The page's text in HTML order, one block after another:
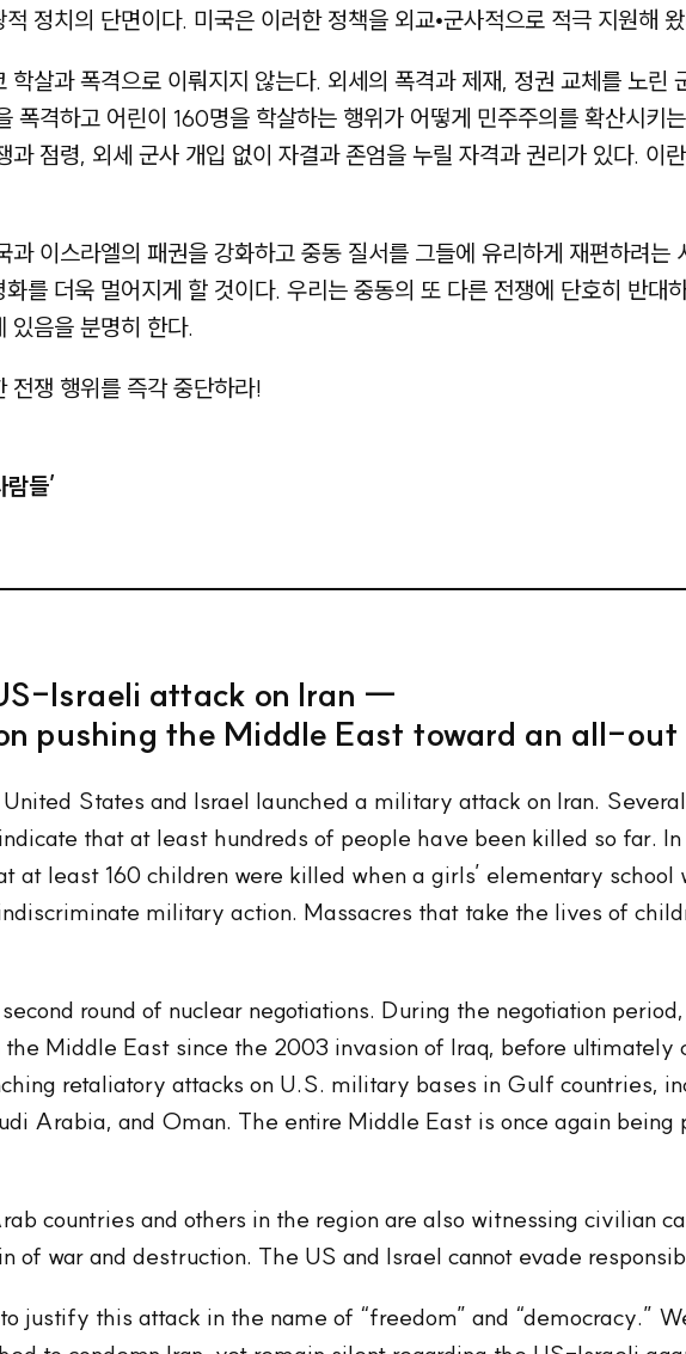
정치의 단면이다. 미국은 이러한 정책을 외교•군사적으로 적극 지원해
학살과 폭격으로 이뤄지지 않는다. 외세의 폭격과 제재, 정권 교체를 노린
폭격하고 어린이 160명을 학살하는 행위가 어떻게 민주주의를 확산시키
과 점령, 외세 군사 개입 없이 자결과 존엄을 누릴 자격과 권리가 있다. 이
과 이스라엘의 패권을 강화하고 중동 질서를 그들에 유리하게 재편하려는
를 더욱 멀어지게 할 것이다. 우리는 중동의 또 다른 전쟁에 단호히 반대
있음을 분명히 한다.
전쟁 행위를 즉각 중단하라!
들’
Israeli attack on Iran ―
pushing the Middle East toward an all-out
States and Israel launched a military attack on Iran.
that at least hundreds of people have been killed so far.
at least 160 children were killed when a girls’ elementary school
military action. Massacres that take the lives of
round of nuclear negotiations. During the negotiation
Middle East since the 2003 invasion of Iraq, before ultimately
retaliatory attacks on U.S. military bases in Gulf countries,
Arabia, and Oman. The entire Middle East is once again being
countries and others in the region are also witnessing civilian
of war and destruction. The US and Israel cannot evade
justify this attack in the name of “freedom” and “democracy.”